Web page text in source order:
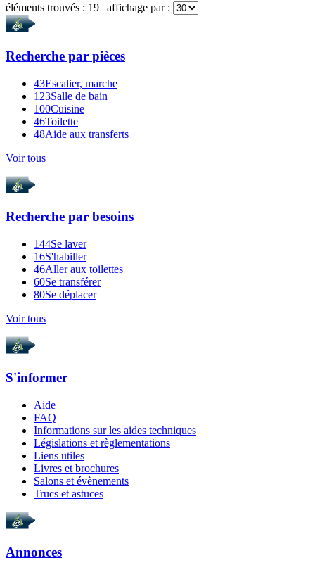
éléments trouvés : 19 | affichage par :
Recherche par pièces
43Escalier, marche
123Salle de bain
100Cuisine
46Toilette
48Aide aux transferts
Voir tous
Recherche par besoins
144Se laver
16S'habiller
46Aller aux toilettes
60Se transférer
80Se déplacer
Voir tous
S'informer
Aide
FAQ
Informations sur les aides techniques
Législations et règlementations
Liens utiles
Livres et brochures
Salons et évènements
Trucs et astuces
Annonces